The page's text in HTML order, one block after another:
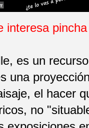
interesa
es un
una
el hacer
no